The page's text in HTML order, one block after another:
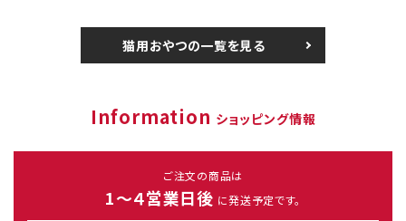
猫用おやつの一覧を見る
Information ショッピング情報
ご注文の商品は
1～４営業日後 に発送予定です。